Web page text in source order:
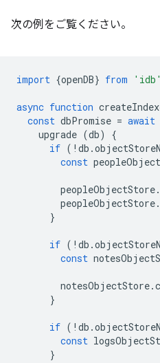
次の例をご覧ください。
import {openDB} from 'idb'
async function
const dbPromise = await
upgrade (db)
{
if ( ! db .
const
peopleObjectStore.
peopleObjectStore.
}
if ( ! db .
const
notesObjectStore.
}
if ( ! db .
const
}